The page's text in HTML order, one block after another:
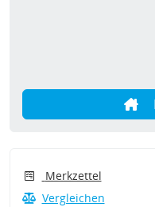
Merkzettel
Vergleichen